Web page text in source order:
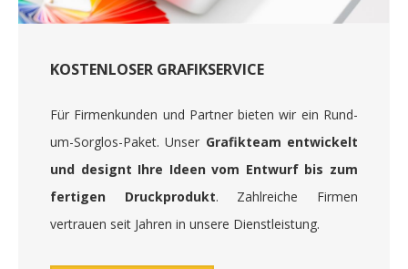
KOSTENLOSER GRAFIKSERVICE
Für Firmenkunden und Partner bieten wir ein Rund-
um-Sorglos-Paket. Unser Grafikteam entwickelt
und designt Ihre Ideen vom Entwurf bis zum
fertigen Druckprodukt. Zahlreiche Firmen
vertrauen seit Jahren in unsere Dienstleistung.